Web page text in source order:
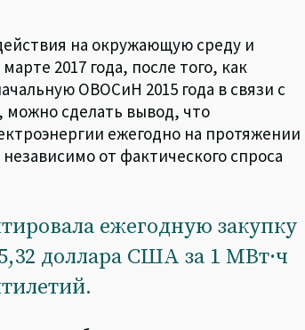
на окружающую среду и
2017 года, после того, как
ОВОСиН 2015 года в связи с
можно сделать вывод, что
ежегодно на протяжении
от фактического спроса
ежегодную закупку
доллара США за 1 МВт·ч